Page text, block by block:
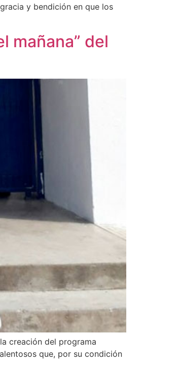
y bendición en que los
mañana” del
creación del programa
que, por su condición